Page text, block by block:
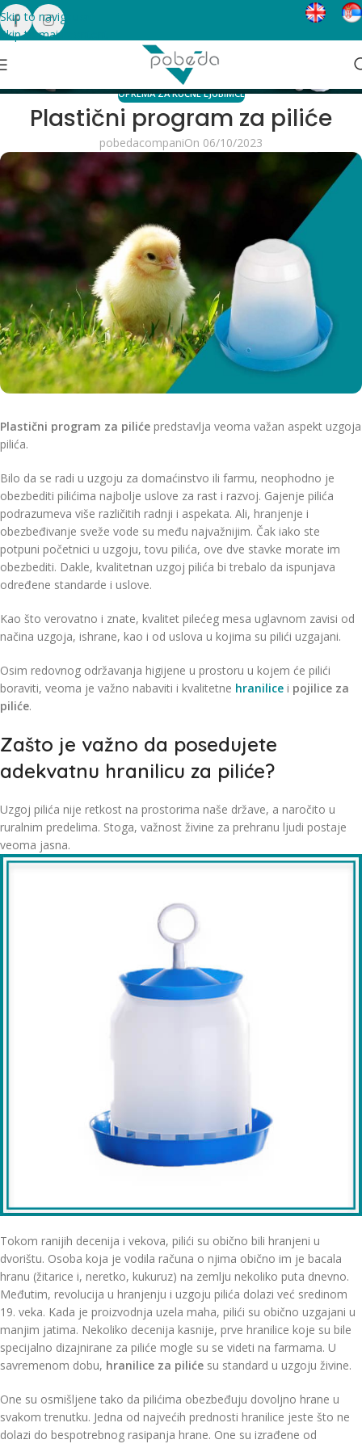
Skip to navigation
Skip to main content
Blog
Oprema za kućne ljubimce
OPREMA ZA KUĆNE LJUBIMCE
Plastični program za piliće
pobedacompaniOn 06/10/2023
Plastični program za piliće predstavlja veoma važan aspekt uzgoja
pilića.
Bilo da se radi u uzgoju za domaćinstvo ili farmu, neophodno je
obezbediti pilićima najbolje uslove za rast i razvoj. Gajenje pilića
podrazumeva više različitih radnji i aspekata. Ali, hranjenje i
obezbeđivanje sveže vode su među najvažnijim. Čak iako ste
potpuni početnici u uzgoju, tovu pilića, ove dve stavke morate im
obezbediti. Dakle, kvalitetnan uzgoj pilića bi trebalo da ispunjava
određene standarde i uslove.
Kao što verovatno i znate, kvalitet pilećeg mesa uglavnom zavisi od
načina uzgoja, ishrane, kao i od uslova u kojima su pilići uzgajani.
Osim redovnog održavanja higijene u prostoru u kojem će pilići
boraviti, veoma je važno nabaviti i kvalitetne hranilice i pojilice za
piliće.
Zašto je važno da posedujete
adekvatnu hranilicu za piliće?
Uzgoj pilića nije retkost na prostorima naše države, a naročito u
ruralnim predelima. Stoga, važnost živine za prehranu ljudi postaje
veoma jasna.
Tokom ranijih decenija i vekova, pilići su obično bili hranjeni u
dvorištu. Osoba koja je vodila računa o njima obično im je bacala
hranu (žitarice i, neretko, kukuruz) na zemlju nekoliko puta dnevno.
Međutim, revolucija u hranjenju i uzgoju pilića dolazi već sredinom
19. veka. Kada je proizvodnja uzela maha, pilići su obično uzgajani u
manjim jatima. Nekoliko decenija kasnije, prve hranilice koje su bile
specijalno dizajnirane za piliće mogle su se videti na farmama. U
savremenom dobu, hranilice za piliće su standard u uzgoju živine.
One su osmišljene tako da pilićima obezbeđuju dovoljno hrane u
svakom trenutku. Jedna od najvećih prednosti hranilice jeste što ne
dolazi do bespotrebnog rasipanja hrane. One su izrađene od